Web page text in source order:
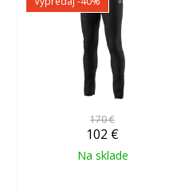
170 €
102 €
Na sklade